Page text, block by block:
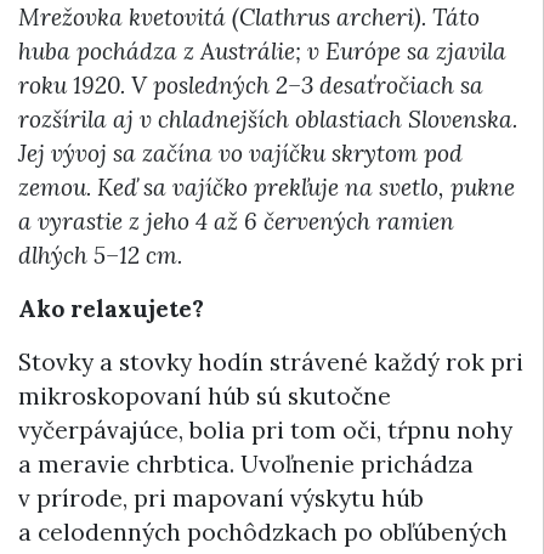
Mrežovka kvetovitá (Clathrus archeri). Táto
huba pochádza z Austrálie; v Európe sa zjavila
roku 1920. V posledných 2–3 desaťročiach sa
rozšírila aj v chladnejších oblastiach Slovenska.
Jej vývoj sa začína vo vajíčku skrytom pod
zemou. Keď sa vajíčko prekľuje na svetlo, pukne
a vyrastie z jeho 4 až 6 červených ramien
dlhých 5–12 cm.
Ako relaxujete?
Stovky a stovky hodín strávené každý rok pri
mikroskopovaní húb sú skutočne
vyčerpávajúce, bolia pri tom oči, tŕpnu nohy
a meravie chrbtica. Uvoľnenie prichádza
v prírode, pri mapovaní výskytu húb
a celodenných pochôdzkach po obľúbených